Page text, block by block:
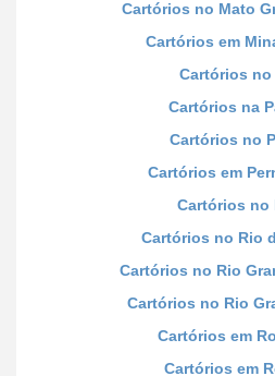
Cartórios no Mato
Cartórios em
Cartórios no
Cartórios na
Cartórios no
Cartórios em
Cartórios no
Cartórios no Rio
Cartórios no Rio
Cartórios no Rio
Cartórios em
Cartórios em